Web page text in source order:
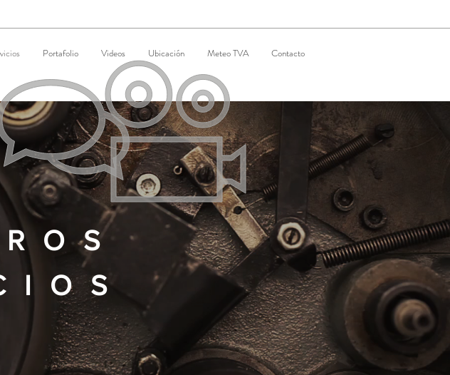
Portafolio Videos Ubicación Meteo TVA Contacto